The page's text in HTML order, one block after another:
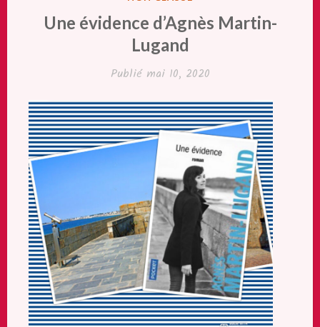
Une évidence d’Agnès Martin-
Lugand
Publié mai 10, 2020